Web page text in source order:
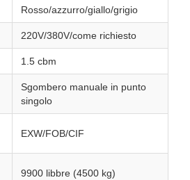
Rosso/azzurro/giallo/grigio
220V/380V/come richiesto
1.5 cbm
Sgombero manuale in punto
singolo
EXW/FOB/CIF
9900 libbre (4500 kg)